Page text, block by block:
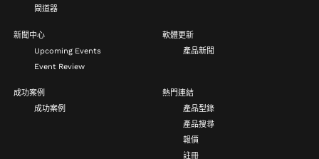
閘道器
新聞中心
Upcoming Events
Event Review
軟體更新
產品新聞
成功案例
成功案例
熱門連結
產品型錄
產品搜尋
報價
註冊